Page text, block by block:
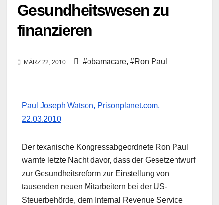
Gesundheitswesen zu
finanzieren
MÄRZ 22, 2010 #obamacare, #Ron Paul
Paul Joseph Watson, Prisonplanet.com,
22.03.2010
Der texanische Kongressabgeordnete Ron Paul
warnte letzte Nacht davor, dass der Gesetzentwurf
zur Gesundheitsreform zur Einstellung von
tausenden neuen Mitarbeitern bei der US-
Steuerbehörde, dem Internal Revenue Service